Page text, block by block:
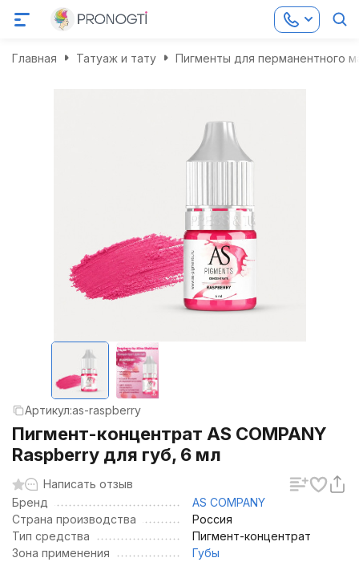
Главная Татуаж и тату Пигменты для перманентного
Артикул:as-raspberry
Пигмент-концентрат AS COMPANY
Raspberry для губ, 6 мл
Написать отзыв
Бренд
AS COMPANY
Страна производства
Россия
Тип средства
Пигмент-концентрат
Зона применения
Губы